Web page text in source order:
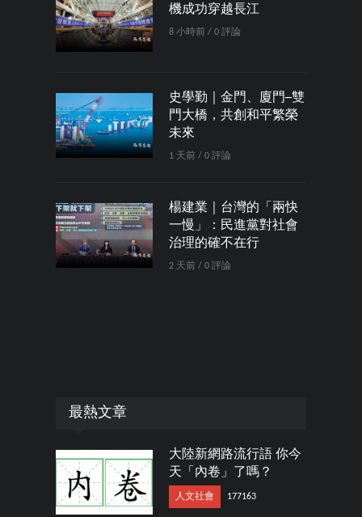
機成功穿越長江
8 小時前 / 0 評論
史學勤｜金門、廈門─雙
門大橋，共創和平繁榮
未來
1 天前 / 0 評論
楊建業｜台灣的「兩快
一慢」：民進黨對社會
治理的確不在行
2 天前 / 0 評論
最熱文章
大陸新網路流行語 你今
天「內卷」了嗎？
人文社會 177163